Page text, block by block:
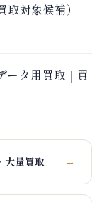
対象候補）
タ用買取｜買
大量買取 →